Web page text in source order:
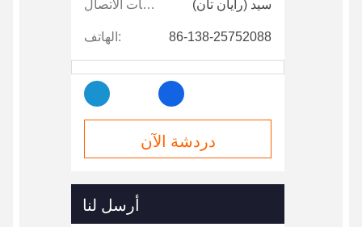
جهات الاتصال: سيد (رايان تان)
الهاتف: 86-138-25752088
دردشة الآن
أرسل لنا